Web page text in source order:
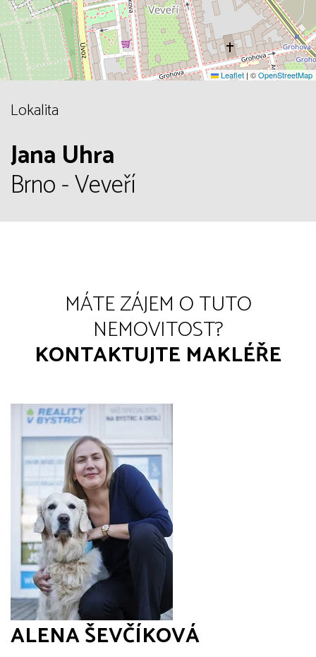
Leaflet |©OpenStreetMap
Lokalita
Jana Uhra
Brno - Veveří
MÁTE ZÁJEM O TUTO
NEMOVITOST?
KONTAKTUJTE MAKLÉŘE
ALENA ŠEVČÍKOVÁ